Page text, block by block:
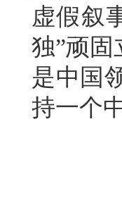
虚假叙
独”顽
是中国
持一个